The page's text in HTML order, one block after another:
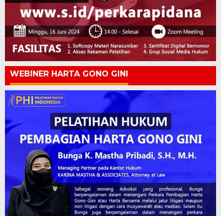
WEBINER HARTA GONO GINI